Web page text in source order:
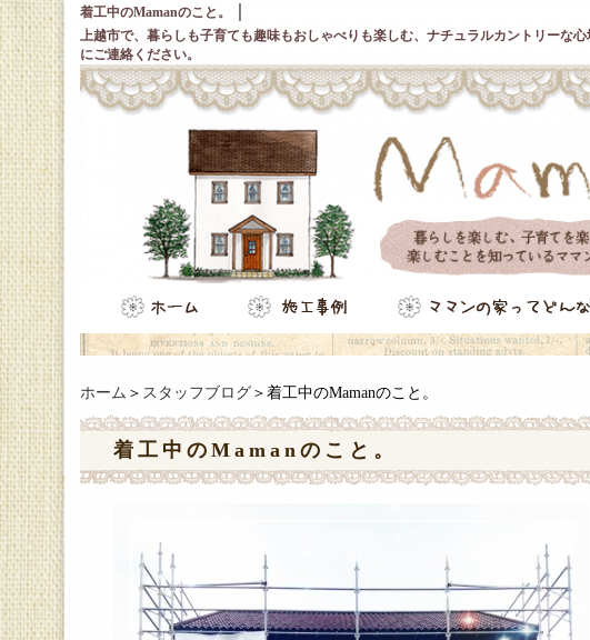
着工中のMamanのこと。
上越市で、暮らしも子育ても趣味もおしゃべりも楽しむ、ナチュラルカントリーな
にご連絡ください。
ホーム ＞ スタッフブログ ＞着工中のMamanのこと。
着工中のMamanのこと。